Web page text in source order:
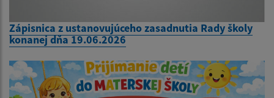
Zápisnica z ustanovujúceho zasadnutia Rady školy
konanej dňa 19.06.2026